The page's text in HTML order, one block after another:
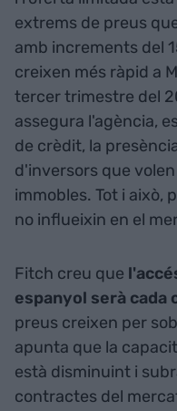
extrems de preus
amb increments del
creixen més ràpid a
tercer trimestre del
assegura l'agència,
de crèdit, la
d'inversors que
immobles. Tot i això,
no influeixin en el
Fitch creu que
espanyol serà cada
preus creixen per
apunta que la
està disminuint i
contractes del